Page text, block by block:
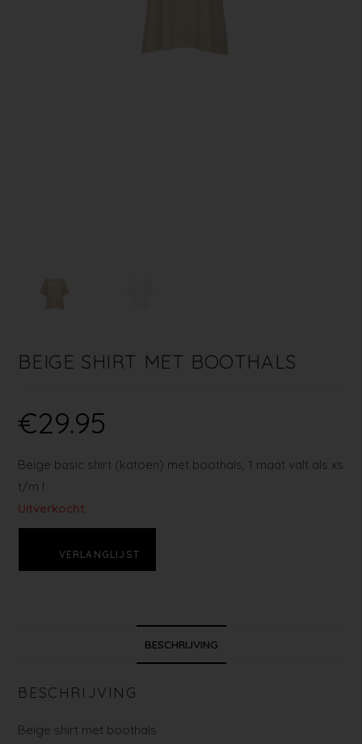
BEIGE SHIRT MET BOOTHALS
€29.95
Beige basic shirt (katoen) met boothals, 1 maat valt als xs
t/m l
Uitverkocht
VERLANGLIJST
BESCHRIJVING
BESCHRIJVING
Beige shirt met boothals